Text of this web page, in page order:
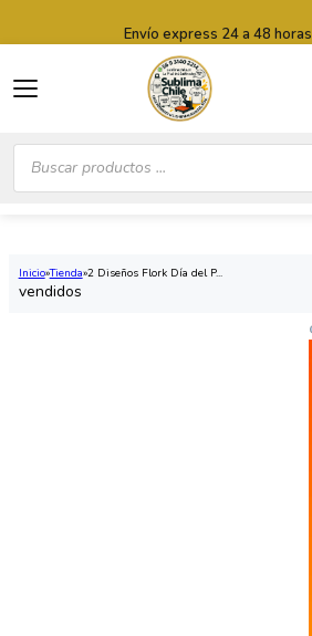
Búsqueda
productos
Envío express 24 a 48
Inicio Tienda 2 Diseños Flork Día del P...
vendidos